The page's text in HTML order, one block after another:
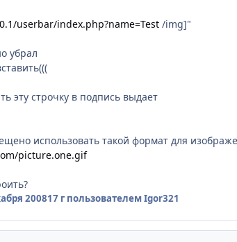
userbar/index.php?name=Test /img]"
убрал
эту строчку в подпись выдает
использовать такой формат для
picture.one.gif
200817 гпользователем Igor321